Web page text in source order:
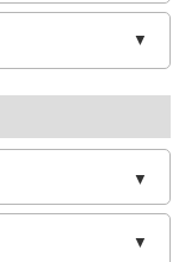
▼
▼
▼